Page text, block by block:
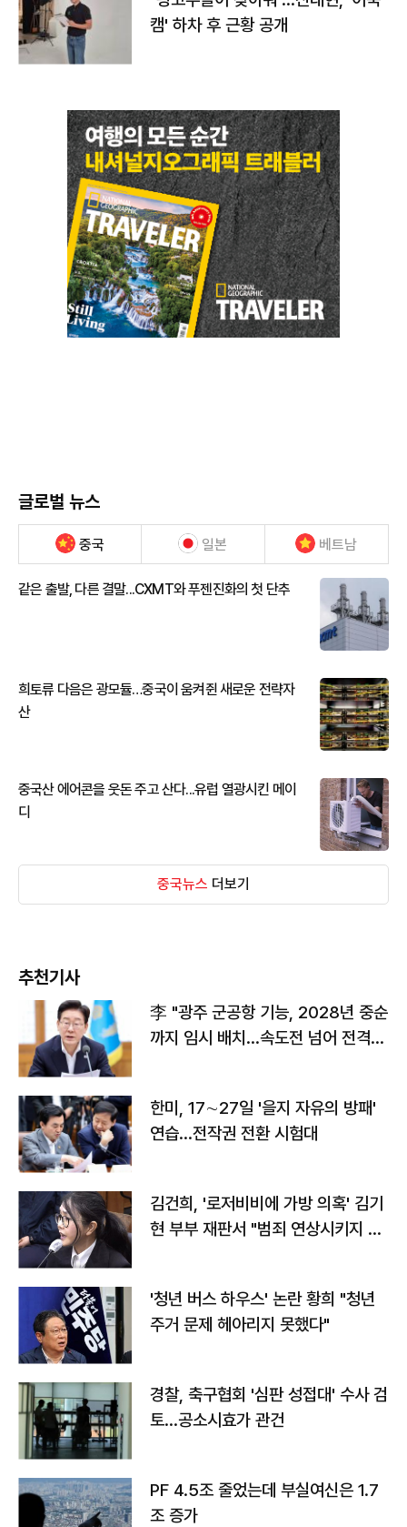
캠' 하차 후 근황 공개
글로벌 뉴스
중국 일본 베트남
같은 출발, 다른 결말...CXMT와 푸젠진화의 첫 단추
희토류 다음은 광모듈…중국이 움켜쥔 새로운 전략자
산
중국산 에어콘을 웃돈 주고 산다...유럽 열광시킨 메이
디
중국뉴스 더보기
추천기사
李 "광주 군공항 기능, 2028년 중순
까지 임시 배치…속도전 넘어 전격
한미, 17∼27일 '을지 자유의 방패'
연습…전작권 전환 시험대
김건희, '로저비비에 가방 의혹' 김기
현 부부 재판서 "범죄 연상시키지 말
'청년 버스 하우스' 논란 황희 "청년
주거 문제 헤아리지 못했다"
경찰, 축구협회 '심판 성접대' 수사 검
토…공소시효가 관건
PF 4.5조 줄었는데 부실여신은 1.7
조 증가